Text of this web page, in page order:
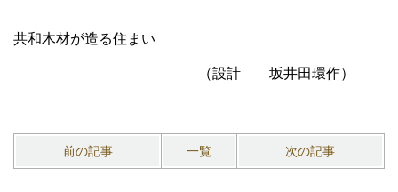
共和木材が造る住まい
（設計 坂井田環作）
前の記事 一覧 次の記事